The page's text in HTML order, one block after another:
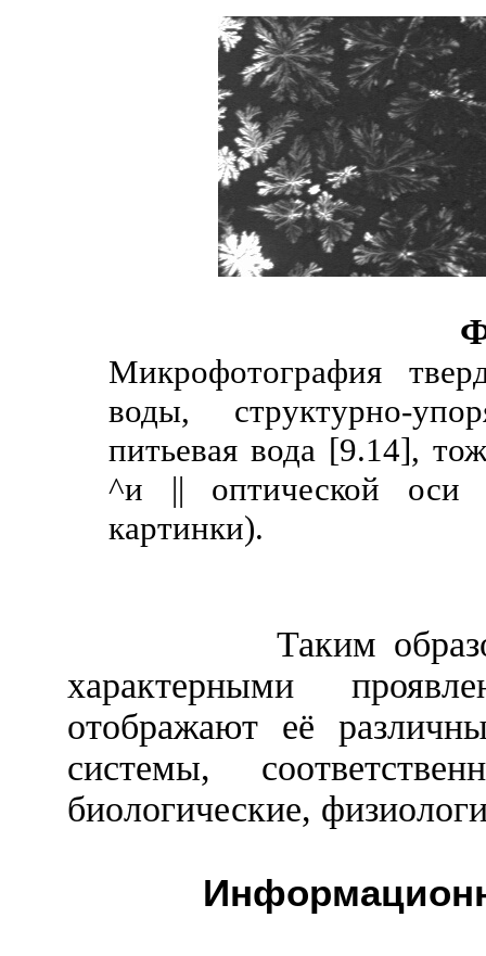
Микрофотография
воды, структурно-
питьевая вода [9.14],
^и || оптической оси
картинки).
Таким
характерными
отображают её
системы,
биологические,